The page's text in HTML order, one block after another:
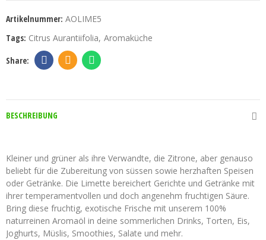
Artikelnummer: AOLIME5
Tags: Citrus Aurantiifolia Aromaküche
BESCHREIBUNG
Kleiner und grüner als ihre Verwandte, die Zitrone, aber genauso
beliebt für die Zubereitung von süssen sowie herzhaften Speisen
oder Getränke. Die Limette bereichert Gerichte und Getränke mit
ihrer temperamentvollen und doch angenehm fruchtigen Säure.
Bring diese fruchtig, exotische Frische mit unserem 100%
naturreinen Aromaöl in deine sommerlichen Drinks, Torten, Eis,
Joghurts, Müslis, Smoothies, Salate und mehr.